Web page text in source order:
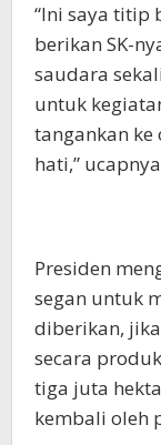
“Ini saya titip
berikan SK-
saudara
untuk
tangankan
hati,”
Presiden
segan untuk
diberikan,
secara
tiga juta
kembali oleh